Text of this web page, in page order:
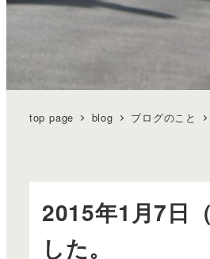
top page blog ブログのこと
2015年1月7日
した。